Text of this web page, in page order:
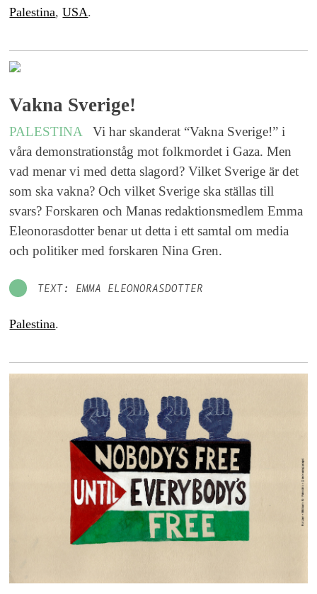
Palestina,USA.
Vakna Sverige!
PALESTINA
Vi har skanderat “Vakna Sverige!” i
våra demonstrationståg mot folkmordet i Gaza. Men
vad menar vi med detta slagord? Vilket Sverige är det
som ska vakna? Och vilket Sverige ska ställas till
svars? Forskaren och Manas redaktionsmedlem Emma
Eleonorasdotter benar ut detta i ett samtal om media
och politiker med forskaren Nina Gren.
TEXT: EMMA ELEONORASDOTTER
Palestina.